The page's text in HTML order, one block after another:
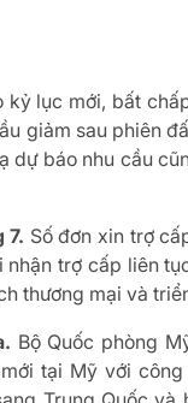
lục mới, bất
giảm sau phiên
dự báo nhu cầu
7. Số đơn xin trợ
trợ cấp liên
thương mại và
Bộ Quốc phòng
tại Mỹ với